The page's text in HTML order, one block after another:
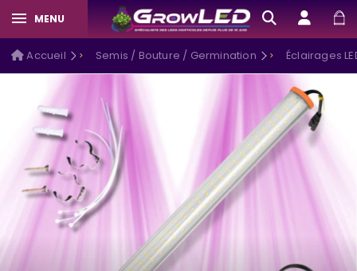
MENU
Accueil Semis / Bouture / Germination Éclairages